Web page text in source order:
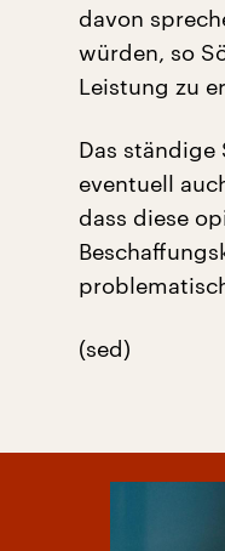
davon
würden, so
Leistung zu
Das ständige
eventuell
dass diese
(sed)